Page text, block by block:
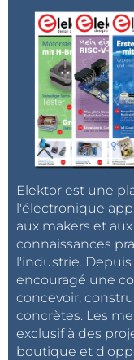
Elektor est une
l'électronique
aux makers et
connaissances
l'industrie. Depuis
encouragé une
concevoir,
concrètes. Les
exclusif à des
boutique et